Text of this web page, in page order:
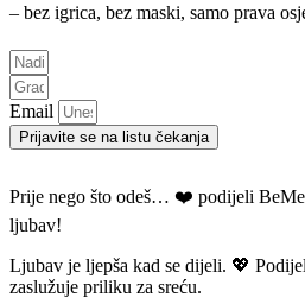
– bez igrica, bez maski, samo prava
Email
Prijavite se na listu čekanja
Prije nego što odeš… ❤️ podijeli
ljubav!
Ljubav je ljepša kad se dijeli. 💖
zaslužuje priliku za sreću.